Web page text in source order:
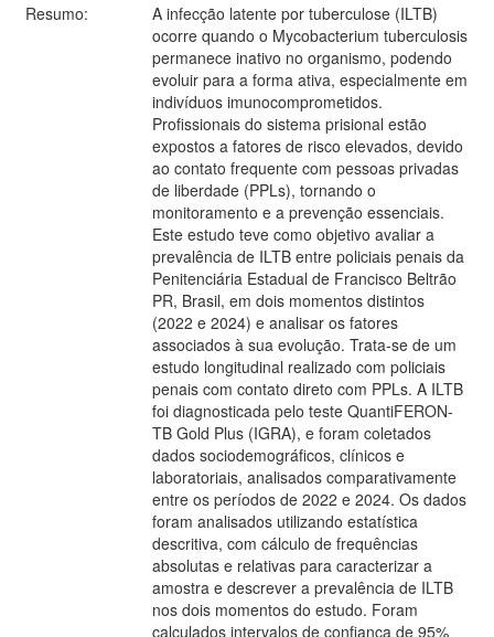
Resumo:
A infecção latente por tuberculose (ILTB)
ocorre quando o Mycobacterium tuberculosis
permanece inativo no organismo, podendo
evoluir para a forma ativa, especialmente em
indivíduos imunocomprometidos.
Profissionais do sistema prisional estão
expostos a fatores de risco elevados, devido
ao contato frequente com pessoas privadas
de liberdade (PPLs), tornando o
monitoramento e a prevenção essenciais.
Este estudo teve como objetivo avaliar a
prevalência de ILTB entre policiais penais da
Penitenciária Estadual de Francisco Beltrão
PR, Brasil, em dois momentos distintos
(2022 e 2024) e analisar os fatores
associados à sua evolução. Trata-se de um
estudo longitudinal realizado com policiais
penais com contato direto com PPLs. A ILTB
foi diagnosticada pelo teste QuantiFERON-
TB Gold Plus (IGRA), e foram coletados
dados sociodemográficos, clínicos e
laboratoriais, analisados comparativamente
entre os períodos de 2022 e 2024. Os dados
foram analisados utilizando estatística
descritiva, com cálculo de frequências
absolutas e relativas para caracterizar a
amostra e descrever a prevalência de ILTB
nos dois momentos do estudo. Foram
calculados intervalos de confiança de 95%